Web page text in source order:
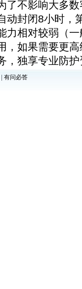
了不影响大多
动封闭8小时，
力相对较弱（
，如果需要更
，独享专业防
有问必答